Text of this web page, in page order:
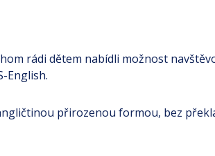
rádi dětem nabídli možnost
English.
přirozenou formou, bez